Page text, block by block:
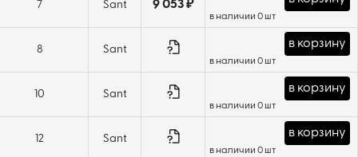
7 Sant 9 053 ₽
в наличии 0 шт
8 Sant в корзину
в наличии 0 шт
10 Sant в корзину
в наличии 0 шт
12 Sant в корзину
в наличии 0 шт